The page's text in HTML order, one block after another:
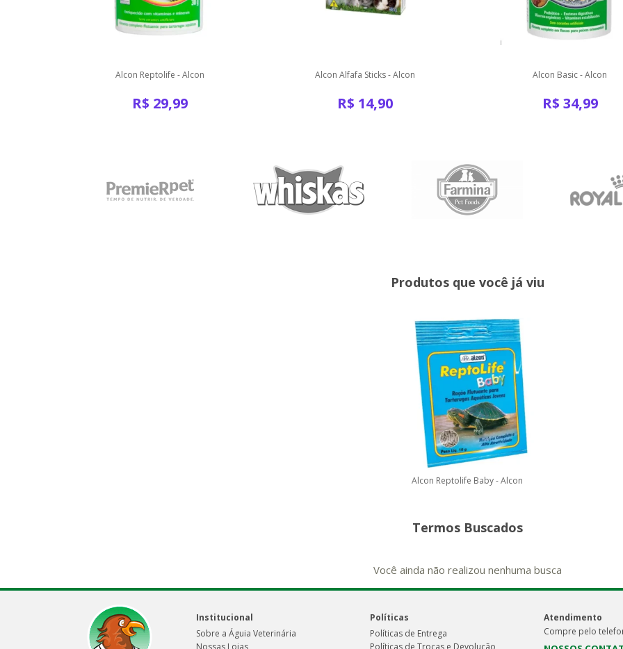
Alcon Reptolife - Alcon
R$ 29,99
Alcon Alfafa Sticks - Alcon
R$ 14,90
Alcon Basic - Alcon
R$ 34,99
Produtos que você já viu
Alcon Reptolife Baby - Alcon
Termos Buscados
Você ainda não realizou nenhuma busca
Institucional
Sobre a Águia Veterinária
Políticas
Políticas de Entrega
Atendimento
Compre pelo